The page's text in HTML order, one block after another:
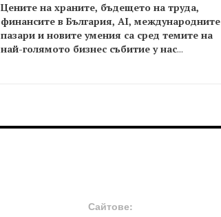
Цените на храните, бъдещето на труда,
финансите в България, AI, международните
пазари и новите умения са сред темите на
най-голямото бизнес събитие у нас...
Сайтове: